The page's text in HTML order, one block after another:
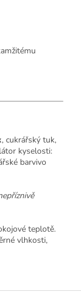
, cukrářský tuk,
kyselosti:
barvivo
teplotě.
vlhkosti,